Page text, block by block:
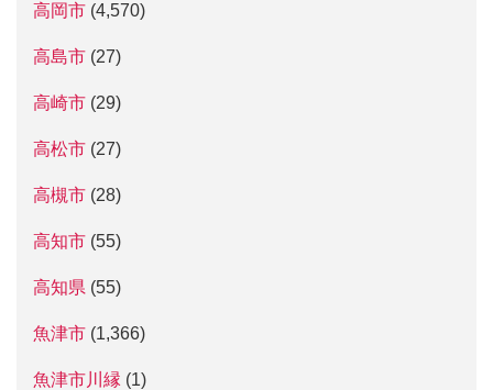
高岡市 (4,570)
高島市 (27)
高崎市 (29)
高松市 (27)
高槻市 (28)
高知市 (55)
高知県 (55)
魚津市 (1,366)
魚津市川縁 (1)